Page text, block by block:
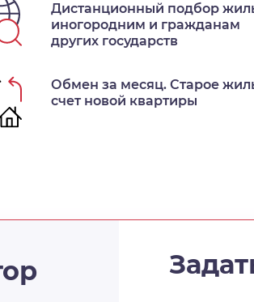
Дистанционный подбор
иногородним и гражданам
других государств
Обмен за месяц. Старое
счет новой квартиры